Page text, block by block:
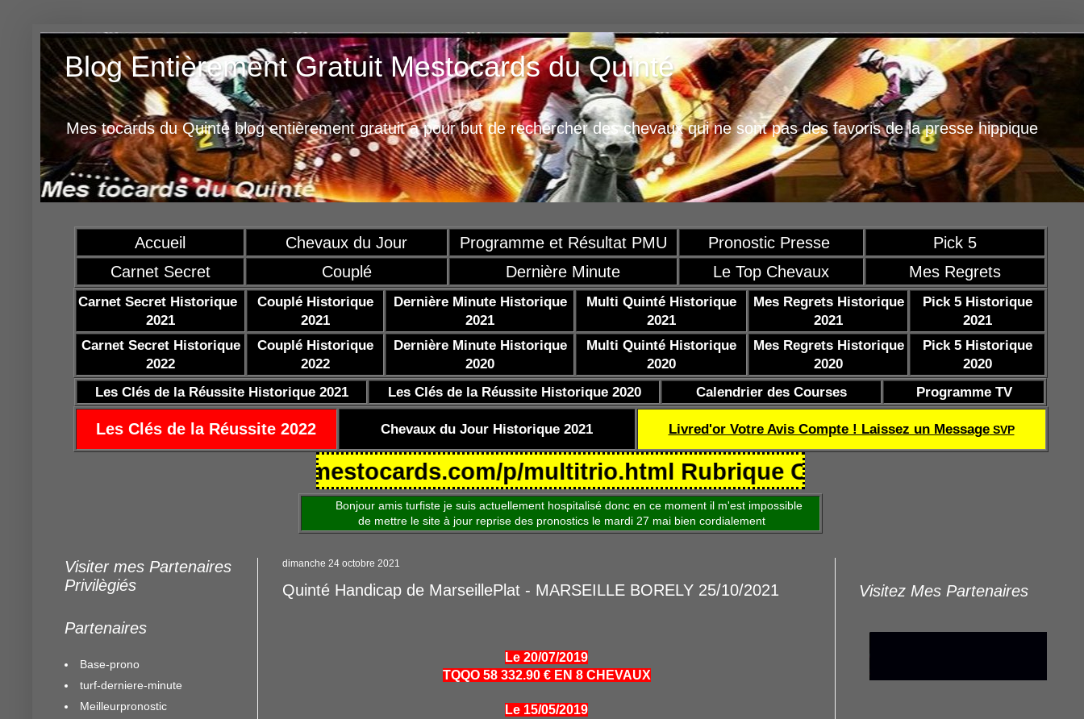
Blog Entièrement Gratuit Mestocards du Quinté
Mes tocards du Quinté blog entièrement gratuit a pour but de rechercher des chevaux qui ne sont pas des favoris de la presse hippique
Accueil Chevaux du Jour Programme et Résultat PMU Pronostic Presse
Pick 5
Carnet Secret
Couplé Dernière Minute Le Top Chevaux Mes Regrets
Carnet Secret Historique
2021
Couplé Historique
2021
Dernière Minute Historique
2021
Multi Quinté Historique
2021
Mes Regrets Historique
2021
Pick 5 Historique
2021
Carnet Secret Historique
2022
Couplé Historique
2022
Dernière Minute Historique
2020
Multi Quinté Historique
2020
Mes Regrets Historique
2020
Pick 5 Historique
2020
Les Clés de la Réussite Historique 2021
Les Clés de la Réussite Historique 2020 Calendrier des Courses Programme TV
Les Clés de la Réussite 2022 Chevaux du Jour Historique 2021 Livred'or Votre Avis Compte ! Laissez un MessageSVP
10/2021 https://www.mestocards.com/p/multitrio.html Rubrique Coef de réussite TQOQD 24
Bonjour amis turfiste je suis actuellement hospitalisé donc en ce moment il m'est impossible
de mettre le site à jour reprise des pronostics le mardi 27 mai bien cordialement
dimanche 24 octobre 2021
Quinté Handicap de MarseillePlat - MARSEILLE BORELY 25/10/2021
Le 20/07/2019
TQQO 58 332.90 € EN 8 CHEVAUX
Le 15/05/2019
Visiter mes Partenaires
Privilègiés
Partenaires
Base-prono
turf-derniere-minute
Meilleurpronostic
Visitez Mes Partenaires